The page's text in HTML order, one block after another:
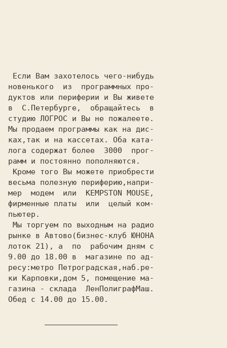
новенького  из  программных про-
дуктов или периферии и Вы живете
в  С.Петербурге,  обращайтесь  в
студию ЛОГРОС и Вы не пожалеете.
Мы продаем программы как на дис-
ках,так и на кассетах. Оба ката-
лога содержат более  3000  прог-
рамм и постоянно пополняются.
весьма полезную периферию,напри-
мер  модем  или  KEMPSTON MOUSE,
фирменные платы  или  целый ком-
пьютер.
рынке в Автово(бизнес-клуб ЮНОНА
лоток 21), а  по  рабочим дням с
9.00 до 18.00 в  магазине по ад-
ресу:метро Петроградская,наб.ре-
ки Карповки,дом 5, помещение ма-
газина - склада  ЛенПолиграфМаш.
Обед с 14.00 до 15.00.